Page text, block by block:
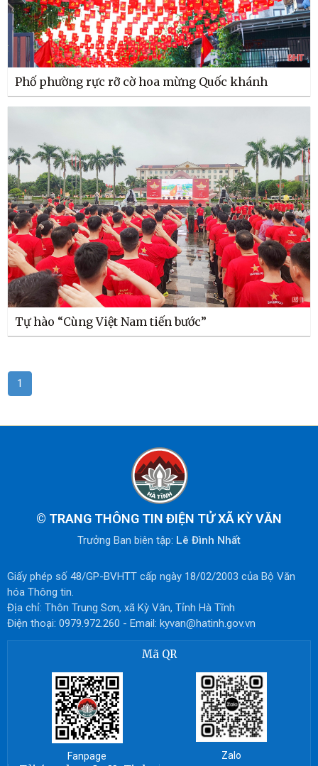
Phố phường rực rỡ cờ hoa mừng Quốc khánh
Tự hào “Cùng Việt Nam tiến bước”
1
© TRANG THÔNG TIN ĐIỆN TỬ XÃ KỲ VĂN
Trưởng Ban biên tập: Lê Đình Nhất
Giấy phép số 48/GP-BVHTT cấp ngày 18/02/2003 của Bộ Văn
hóa Thông tin.
Địa chỉ: Thôn Trung Sơn, xã Kỳ Văn, Tỉnh Hà Tĩnh
Điện thoại: 0979.972.260 - Email: kyvan@hatinh.gov.vn
Mã QR
Fanpage Zalo